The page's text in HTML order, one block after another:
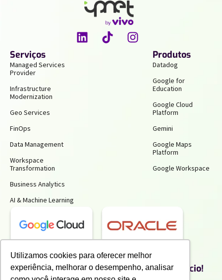
Utilizamos cookies para oferecer melhor
experiência, melhorar o desempenho, analisar
Serviços
Managed Services
Provider
Infrastructure
Modernization
Geo Services
FinOps
Data Management
Workspace
Transformation
Business Analytics
AI & Machine Learning
Produtos
Datadog
Google for
Education
Google Cloud
Platform
Gemini
Google Maps
Platform
Google Workspace
Receba insights gratuitos e gere mais
produtividade e economia para o seu negócio!
Inscreva-se para receber nossos conteúdos exclusivos.